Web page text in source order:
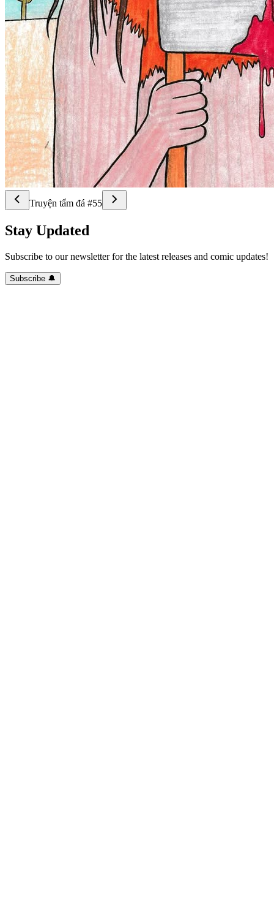
Truyện tẩm đá #55
Stay Updated
Subscribe to our newsletter for the latest releases and comic updates!
Subscribe 🔔